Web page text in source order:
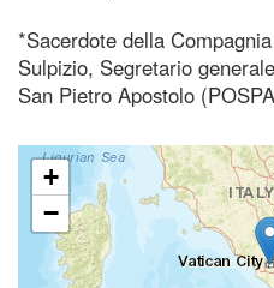
*Sacerdote della
Sulpizio, Segretario
San Pietro Apostolo
+
−